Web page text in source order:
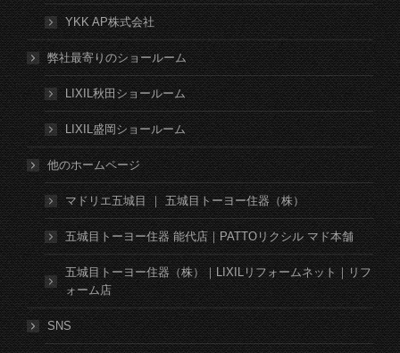
YKK AP株式会社
弊社最寄りのショールーム
LIXIL秋田ショールーム
LIXIL盛岡ショールーム
他のホームページ
マドリエ五城目 ｜ 五城目トーヨー住器（株）
五城目トーヨー住器 能代店｜PATTOリクシル マド本舗
五城目トーヨー住器（株）｜LIXILリフォームネット｜リフ
ォーム店
SNS